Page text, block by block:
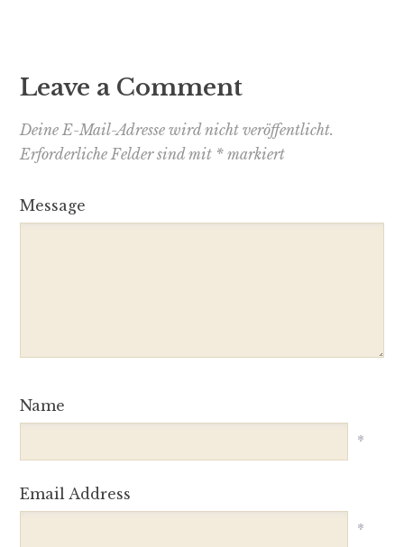
Leave a Comment
Deine E-Mail-Adresse wird nicht veröffentlicht.
Erforderliche Felder sind mit *markiert
Message
Name
*
Email Address
*